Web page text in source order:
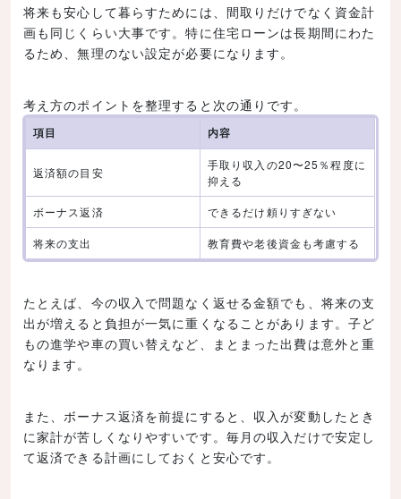
将来も安心して暮らすためには、間取りだけでなく資金計
画も同じくらい大事です。特に住宅ローンは長期間にわた
るため、無理のない設定が必要になります。
考え方のポイントを整理すると次の通りです。
項目 内容
返済額の目安
手取り収入の20〜25％程度に
抑える
ボーナス返済 できるだけ頼りすぎない
将来の支出 教育費や老後資金も考慮する
たとえば、今の収入で問題なく返せる金額でも、将来の支
出が増えると負担が一気に重くなることがあります。子ど
もの進学や車の買い替えなど、まとまった出費は意外と重
なります。
また、ボーナス返済を前提にすると、収入が変動したとき
に家計が苦しくなりやすいです。毎月の収入だけで安定し
て返済できる計画にしておくと安心です。